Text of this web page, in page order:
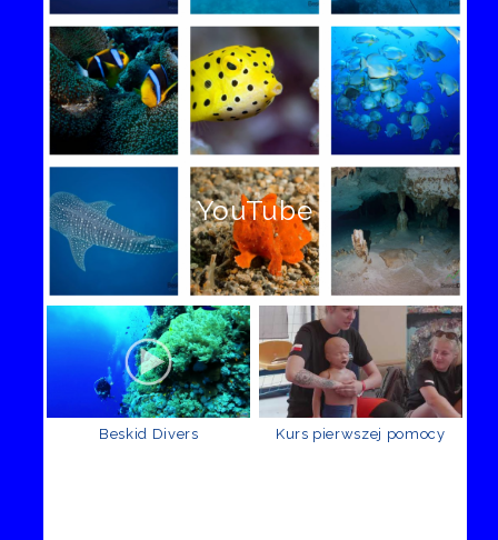
YouTube
Beskid Divers Kurs pierwszej pomocy